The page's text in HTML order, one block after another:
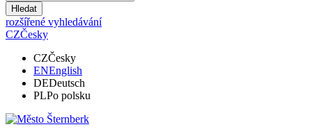
Hledat
rozšířené vyhledávání
CZČesky
CZČesky
ENEnglish
DEDeutsch
PLPo polsku